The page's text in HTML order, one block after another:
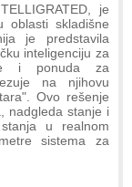
je
oblasti skladišne
je predstavila
inteligenciju za
je i ponuda za
na njihovu
Ovo rešenje
nadgleda stanje i
u realnom
sistema za